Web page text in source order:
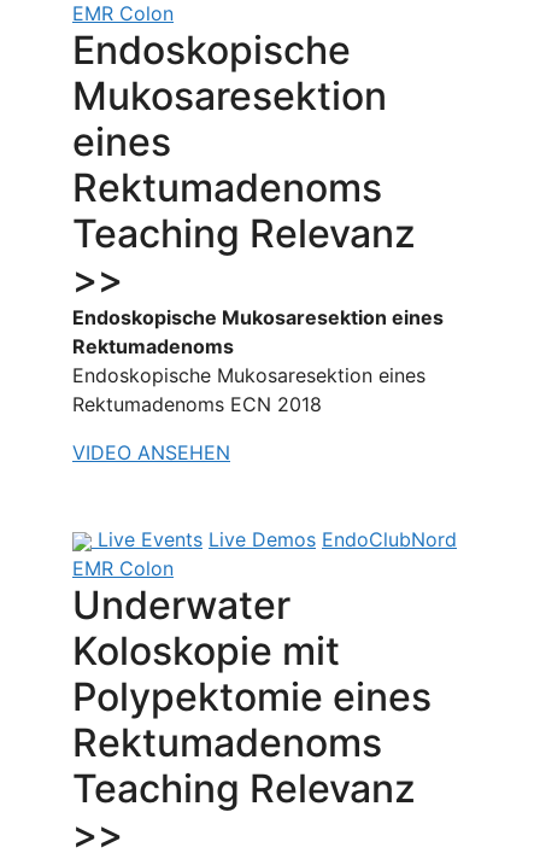
EMR Colon
Endoskopische
Mukosaresektion
eines
Rektumadenoms
Teaching Relevanz
>>
Endoskopische Mukosaresektion eines
Rektumadenoms
Endoskopische Mukosaresektion eines
Rektumadenoms ECN 2018
VIDEO ANSEHEN
Live Events Live Demos EndoClubNord
EMR Colon
Underwater
Koloskopie mit
Polypektomie eines
Rektumadenoms
Teaching Relevanz
>>